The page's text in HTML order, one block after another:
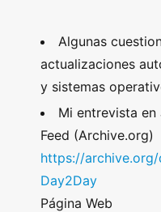
Algunas
actualizaciones
y sistemas
Mi entrevista
Feed (Archive.org)
https://
Day2Day
Página Web